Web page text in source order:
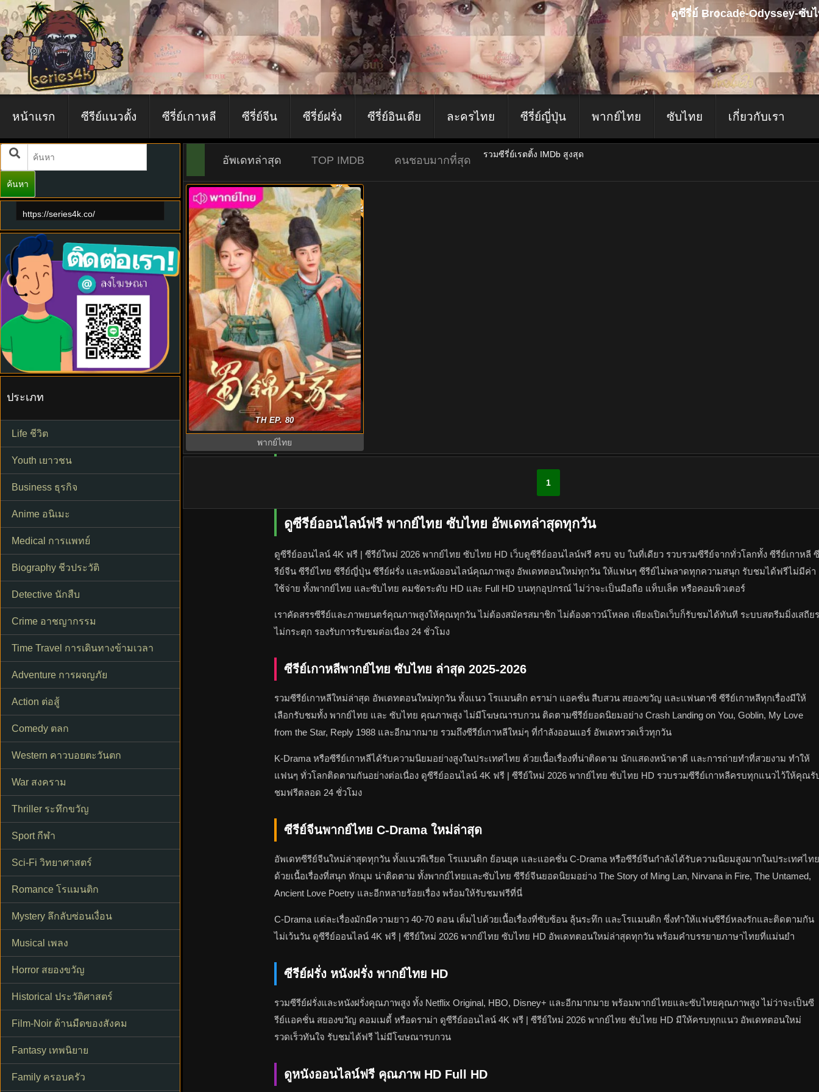
ดูซีรี่ย์ Brocade-Odyssey-ซับ
หน้าแรก ซีรีย์แนวตั้ง ซีรี่ย์เกาหลี ซีรี่ย์จีน ซีรี่ย์ฝรั่ง ซีรี่ย์อินเดีย ละครไทย ซีรี่ย์ญี่ปุ่น พากย์ไทย ซับไทย เกี่ยวกับเรา
ค้นหา
https://series4k.co/
ประเภท
Life ชีวิต
Youth เยาวชน
Business ธุรกิจ
Anime อนิเมะ
Medical การแพทย์
Biography ชีวประวัติ
Detective นักสืบ
Crime อาชญากรรม
Time Travel การเดินทางข้ามเวลา
Adventure การผจญภัย
Action ต่อสู้
Comedy ตลก
Western คาวบอยตะวันตก
War สงคราม
Thriller ระทึกขวัญ
Sport กีฬา
Sci-Fi วิทยาศาสตร์
Romance โรแมนติก
Mystery ลึกลับซ่อนเงื่อน
Musical เพลง
Horror สยองขวัญ
Historical ประวัติศาสตร์
Film-Noir ด้านมืดของสังคม
Fantasy เทพนิยาย
Family ครอบครัว
อัพเดทล่าสุด TOP IMDB คนชอบมากที่สุด รวมซีรี่ย์เรตติ้ง IMDb สูงสุด
ต้นตํานานอาภรณ์จักรพรรดิ Brocade
Odyssey พากย์ไทย EP.1-40
7.0 พากย์ไทย
TH EP. 80
พากย์ไทย
1
ดูซีรีย์ออนไลน์ฟรี พากย์ไทย ซับไทย อัพเดทล่าสุดทุกวัน
ดูซีรีย์ออนไลน์ 4K ฟรี | ซีรีย์ใหม่ 2026 พากย์ไทย ซับไทย HD เว็บดูซีรีย์ออนไลน์ฟรี ครบ จบ ในที่เดียว รวบรวมซีรีย์จากทั่วโลกทั้ง ซีรีย์เกาหลี ซี
รีย์จีน ซีรีย์ไทย ซีรีย์ญี่ปุ่น ซีรีย์ฝรั่ง และหนังออนไลน์คุณภาพสูง อัพเดทตอนใหม่ทุกวัน ให้แฟนๆ ซีรีย์ไม่พลาดทุกความสนุก รับชมได้ฟรีไม่มีค่า
ใช้จ่าย ทั้งพากย์ไทย และซับไทย คมชัดระดับ HD และ Full HD บนทุกอุปกรณ์ ไม่ว่าจะเป็นมือถือ แท็บเล็ต หรือคอมพิวเตอร์
เราคัดสรรซีรีย์และภาพยนตร์คุณภาพสูงให้คุณทุกวัน ไม่ต้องสมัครสมาชิก ไม่ต้องดาวน์โหลด เพียงเปิดเว็บก็รับชมได้ทันที ระบบสตรีมมิ่งเสถียร
ไม่กระตุก รองรับการรับชมต่อเนื่อง 24 ชั่วโมง
ซีรีย์เกาหลีพากย์ไทย ซับไทย ล่าสุด 2025-2026
รวมซีรีย์เกาหลีใหม่ล่าสุด อัพเดทตอนใหม่ทุกวัน ทั้งแนว โรแมนติก ดราม่า แอคชั่น สืบสวน สยองขวัญ และแฟนตาซี ซีรีย์เกาหลีทุกเรื่องมีให้
เลือกรับชมทั้ง พากย์ไทย และ ซับไทย คุณภาพสูง ไม่มีโฆษณารบกวน ติดตามซีรีย์ยอดนิยมอย่าง Crash Landing on You, Goblin, My Love
from the Star, Reply 1988 และอีกมากมาย รวมถึงซีรีย์เกาหลีใหม่ๆ ที่กำลังออนแอร์ อัพเดทรวดเร็วทุกวัน
K-Drama หรือซีรีย์เกาหลีได้รับความนิยมอย่างสูงในประเทศไทย ด้วยเนื้อเรื่องที่น่าติดตาม นักแสดงหน้าตาดี และการถ่ายทำที่สวยงาม ทำให้
แฟนๆ ทั่วโลกติดตามกันอย่างต่อเนื่อง ดูซีรีย์ออนไลน์ 4K ฟรี | ซีรีย์ใหม่ 2026 พากย์ไทย ซับไทย HD รวบรวมซีรีย์เกาหลีครบทุกแนวไว้ให้คุณรั
ชมฟรีตลอด 24 ชั่วโมง
ซีรีย์จีนพากย์ไทย C-Drama ใหม่ล่าสุด
อัพเดทซีรีย์จีนใหม่ล่าสุดทุกวัน ทั้งแนวพีเรียด โรแมนติก ย้อนยุค และแอคชั่น C-Drama หรือซีรีย์จีนกำลังได้รับความนิยมสูงมากในประเทศไทย
ด้วยเนื้อเรื่องที่สนุก หักมุม น่าติดตาม ทั้งพากย์ไทยและซับไทย ซีรีย์จีนยอดนิยมอย่าง The Story of Ming Lan, Nirvana in Fire, The Untamed,
Ancient Love Poetry และอีกหลายร้อยเรื่อง พร้อมให้รับชมฟรีที่นี่
C-Drama แต่ละเรื่องมักมีความยาว 40-70 ตอน เต็มไปด้วยเนื้อเรื่องที่ซับซ้อน ลุ้นระทึก และโรแมนติก ซึ่งทำให้แฟนซีรีย์หลงรักและติดตามกัน
ไม่เว้นวัน ดูซีรีย์ออนไลน์ 4K ฟรี | ซีรีย์ใหม่ 2026 พากย์ไทย ซับไทย HD อัพเดทตอนใหม่ล่าสุดทุกวัน พร้อมคำบรรยายภาษาไทยที่แม่นยำ
ซีรีย์ฝรั่ง หนังฝรั่ง พากย์ไทย HD
รวมซีรีย์ฝรั่งและหนังฝรั่งคุณภาพสูง ทั้ง Netflix Original, HBO, Disney+ และอีกมากมาย พร้อมพากย์ไทยและซับไทยคุณภาพสูง ไม่ว่าจะเป็นซี
รีย์แอคชั่น สยองขวัญ คอมเมดี้ หรือดราม่า ดูซีรีย์ออนไลน์ 4K ฟรี | ซีรีย์ใหม่ 2026 พากย์ไทย ซับไทย HD มีให้ครบทุกแนว อัพเดทตอนใหม่
รวดเร็วทันใจ รับชมได้ฟรี ไม่มีโฆษณารบกวน
ดูหนังออนไลน์ฟรี คุณภาพ HD Full HD